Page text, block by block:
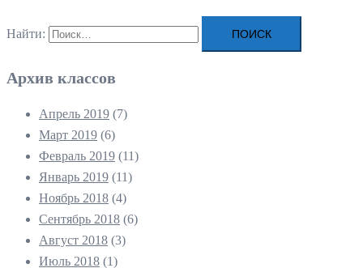
Найти:
Архив классов
Апрель 2019 (7)
Март 2019 (6)
Февраль 2019 (11)
Январь 2019 (11)
Ноябрь 2018 (4)
Сентябрь 2018 (6)
Август 2018 (3)
Июль 2018 (1)